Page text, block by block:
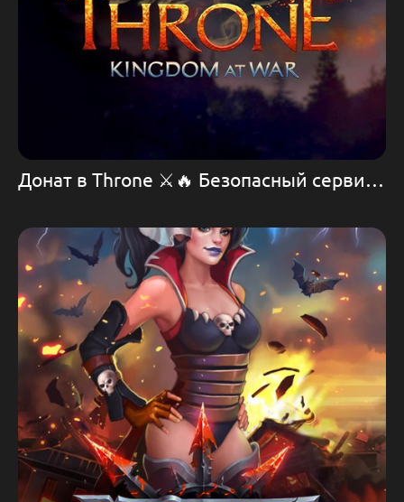
Донат в Throne ⚔️🔥 Безопасный сервис для пополнения мобильных игр💰💪 ДОНАТ. ГАЙДЫ. Как играть в Throne: Kingdom at War🛡️